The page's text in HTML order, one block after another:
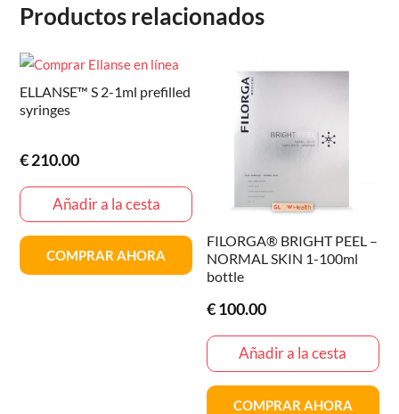
Productos relacionados
ELLANSE™ S 2-1ml prefilled
syringes
€210.00
Añadir a la cesta
COMPRAR AHORA
FILORGA® BRIGHT PEEL –
NORMAL SKIN 1-100ml
bottle
€100.00
Añadir a la cesta
COMPRAR AHORA